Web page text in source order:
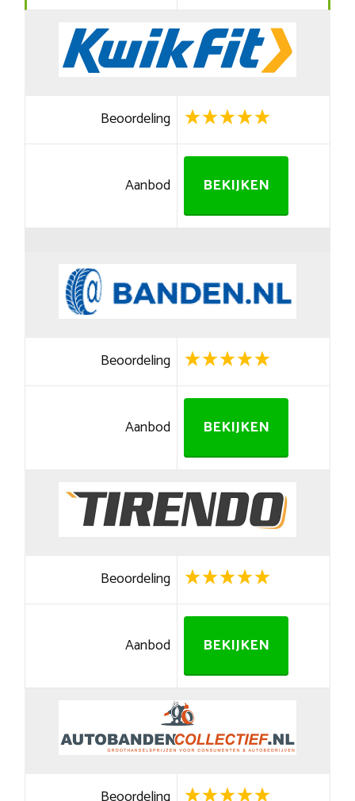
Beoordeling
Aanbod BEKIJKEN
Beoordeling
Aanbod BEKIJKEN
Beoordeling
Aanbod BEKIJKEN